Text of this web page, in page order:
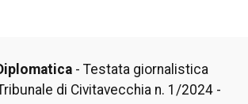
- Testata giornalistica
di Civitavecchia n. 1/2024 -